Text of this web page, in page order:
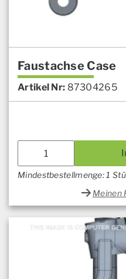
Faustachse Case
Artikel Nr: 87304265
Mindestbestellmenge: 1
Meinen